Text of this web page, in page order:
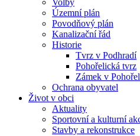
Volby
Územní plán
Povodňový plán
Kanalizační řád
Historie
Tvrz v Podhradí
Pohořelická tvrz
Zámek v
Ochrana obyvatel
Život v obci
Aktuality
Sportovní a kulturní
Stavby a rekonstrukce